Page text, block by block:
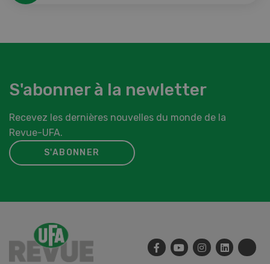
S'abonner à la newletter
Recevez les dernières nouvelles du monde de la
Revue-UFA.
S'ABONNER